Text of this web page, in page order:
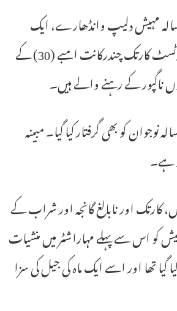
کی شناخت 25 سالہ مہیش دلیپ وانڈھارے، ایک
کیٹرنگ ورکر اور ٹیٹو آرٹسٹ کارتک چندرکانت امبے (30) کے
ناگپور کے رہنے والے ہیں۔
شہر سے ایک 17 سالہ نوجوان کو بھی گرفتار کیا گیا۔ مبینہ
ہے۔
اور نابالغ گانجہ اور شراب کے
اس سے پہلے مہاراشٹر میں منشیات
گیا تھا اور اسے ایک ماہ کی جیل کی سزا